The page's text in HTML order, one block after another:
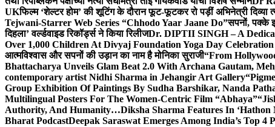
UKफिल्म ‘शेल्टर होम’ की शूटिंग के दौरान फूट-फूटकर रो पड़ीं अभिनेत्री दिव्या
Tejwani-Starrer Web Series “Chhodo Yaar Jaane Do”सपनों, पक्के
दिहला’ वर्ल्डवाइड रिकॉर्ड्स ने किया रिलीजDr. DIPTII SINGH – A
Over 1,000 Children At Divyaj Foundation Yoga Day
आत्मविश्वास और सपनों की उड़ान का नाम है मोनिका सुराजी“From
Bhattacharya Unveils Glam Beat 2.0 With Archana Gautam,
contemporary artist Nidhi Sharma in Jehangir Art Gallery
Group Exhibition Of Paintings By Sudha Barshikar, Nanda
Multilingual Posters For The Women-Centric Film “Abhaya”
Authority, And Humanity…Diksha Sharma Features In ‘Hathon
Bharat PodcastDeepak Saraswat Emerges Among India’s Top 4